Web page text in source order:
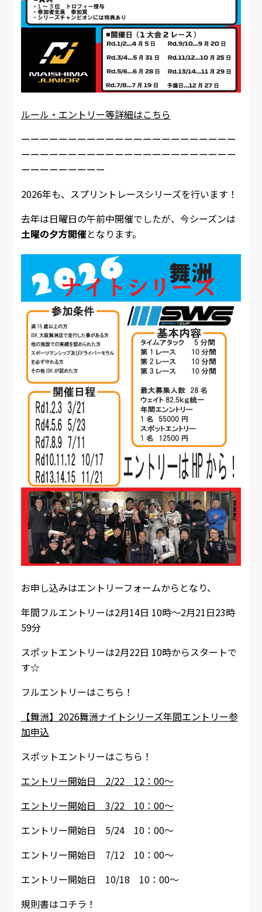
ルール・エントリー等詳細はこちら
ーーーーーーーーーーーーーーーーーーーーーーー
ーーーーーーーーーーーーーーーーーーーーーーー
ーーーーーーーーー
2026年も、スプリントレースシリーズを行います！
去年は日曜日の午前中開催でしたが、今シーズンは
土曜の夕方開催となります。
お申し込みはエントリーフォームからとなり、
年間フルエントリーは2月14日 10時～2月21日23時
59分
スポットエントリーは2月22日 10時からスタートで
す☆
フルエントリーはこちら！
【舞洲】2026舞洲ナイトシリーズ年間エントリー参
加申込
スポットエントリーはこちら！
エントリー開始日 2/22 12：00～
エントリー開始日 3/22 10：00～
エントリー開始日 5/24 10：00～
エントリー開始日 7/12 10：00～
エントリー開始日 10/18 10：00～
規則書はコチラ！